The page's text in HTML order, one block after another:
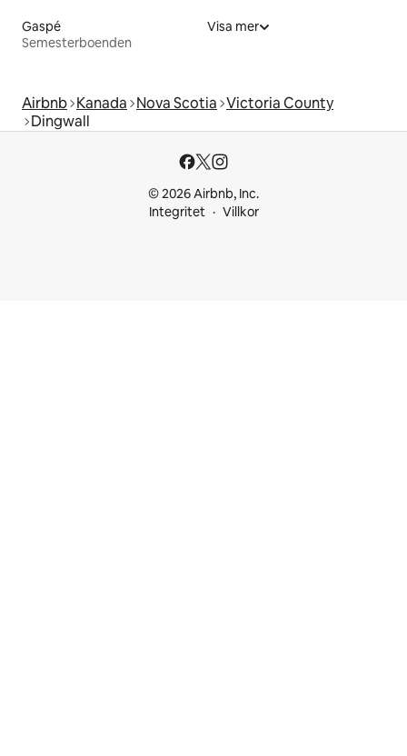
Gaspé
Semesterboenden
Visa mer
Airbnb Kanada Nova Scotia Victoria County
Dingwall
© 2026 Airbnb, Inc.
Integritet
Villkor